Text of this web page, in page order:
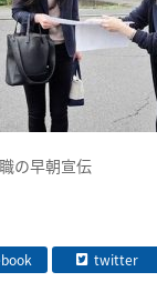
の早朝宣伝
twitter